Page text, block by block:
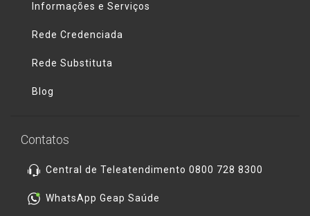
Informações e Serviços
Rede Credenciada
Rede Substituta
Blog
Contatos
Central de Teleatendimento 0800 728 8300
WhatsApp Geap Saúde